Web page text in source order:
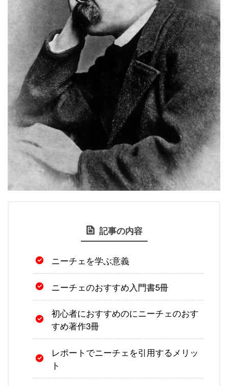
記事の内容
ニーチェを学ぶ意義
ニーチェのおすすめ入門書5冊
初心者におすすめのにニーチェのおす
すめ著作3冊
レポートでニーチェを引用するメリッ
ト